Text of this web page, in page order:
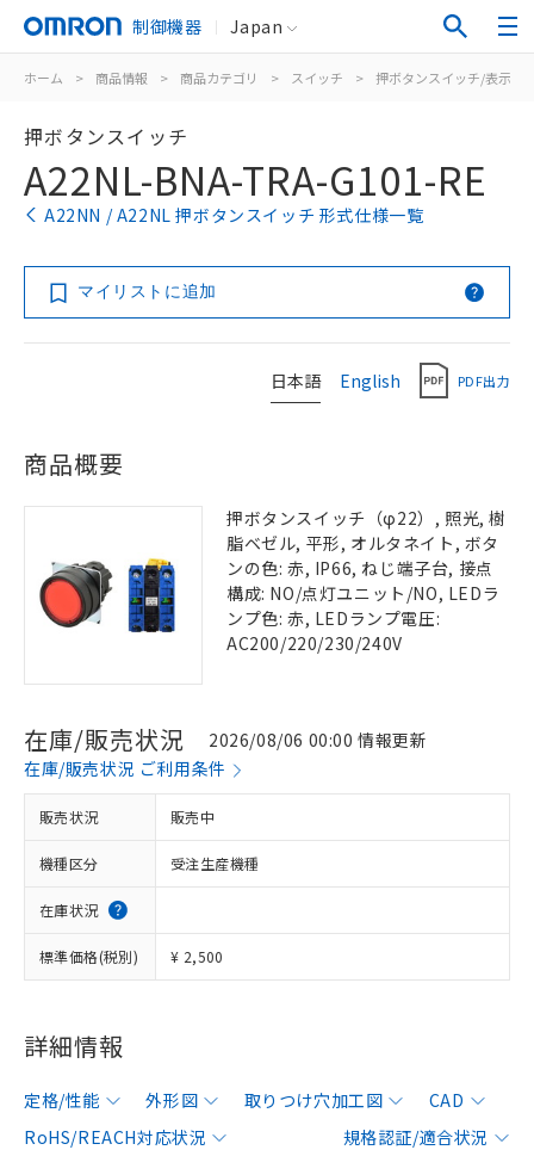
制御機器 Japan
ホーム > 商品情報 > 商品カテゴリ > スイッチ > 押ボタンスイッチ/表示灯
押ボタンスイッチ
A22NL-BNA-TRA-G101-RE
A22NN / A22NL 押ボタンスイッチ 形式仕様一覧
マイリストに追加
日本語 English PDF出力
商品概要
押ボタンスイッチ（φ22）, 照光, 樹
脂ベゼル, 平形, オルタネイト, ボタ
ンの色: 赤, IP66, ねじ端子台, 接点
構成: NO/点灯ユニット/NO, LEDラ
ンプ色: 赤, LEDランプ電圧:
AC200/220/230/240V
在庫/販売状況
2026/08/06 00:00 情報更新
在庫/販売状況 ご利用条件
販売状況 販売中
機種区分 受注生産機種
在庫状況
標準価格(税別) ¥ 2,500
詳細情報
定格/性能 外形図 取りつけ穴加工図
CAD
RoHS/REACH対応状況
規格認証/適合状況